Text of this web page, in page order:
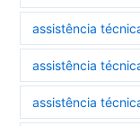
assistência
assistência
assistência